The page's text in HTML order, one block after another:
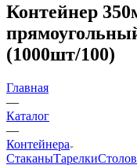
Контейнер
(1000шт/100)
Главная
—
Каталог
—
Контейнера
СтаканыТарелки